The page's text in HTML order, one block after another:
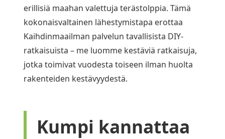
erillisiä maahan valettuja terästolppia. Tämä
kokonaisvaltainen lähestymistapa erottaa
Kaihdinmaailman palvelun tavallisista DIY-
ratkaisuista – me luomme kestäviä ratkaisuja,
jotka toimivat vuodesta toiseen ilman huolta
rakenteiden kestävyydestä.
Kumpi kannattaa